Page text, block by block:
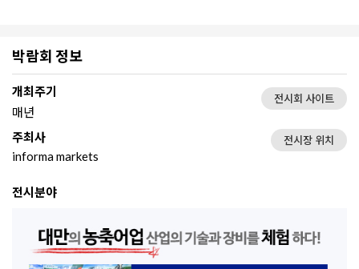
박람회 정보
개최주기
매년
전시회 사이트
주최사
informa markets
전시장 위치
전시분야